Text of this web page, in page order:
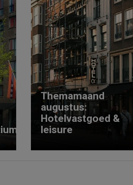
Themamaand
augustus:
Hotelvastgoed &
leisure